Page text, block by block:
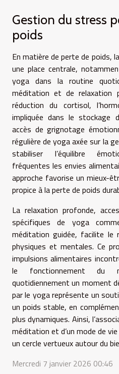
Gestion du stress
poids
En matière de perte de poids,
une place centrale,
yoga dans la routine
méditation et de relaxation
réduction du cortisol,
impliquée dans le stockage
accès de grignotage
régulière de yoga axée sur la
stabiliser l’équilibre
fréquentes les envies
approche favorise un mieux-
propice à la perte de poids
La relaxation profonde,
spécifiques de yoga
méditation guidée, facilite le
physiques et mentales. Ce
impulsions alimentaires
le fonctionnement du
quotidiennement un moment
par le yoga représente un
un poids stable, en
plus dynamiques. Ainsi,
méditation et d’un mode de
un cercle vertueux autour du
Mercredi 7 janvier 2026 00:46